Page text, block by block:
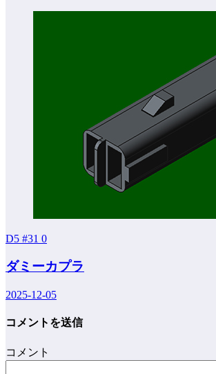
D5 #31 0
ダミーカプラ
2025-12-05
コメントを送信
コメント